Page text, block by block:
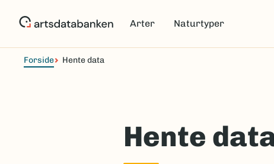
Arter Naturtyper
Forside Hente data
Hente